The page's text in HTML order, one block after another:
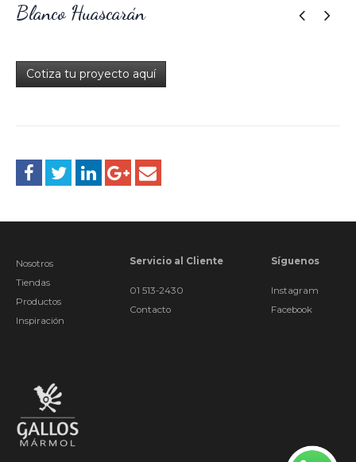
Blanco Huascarán
Cotiza tu proyecto aquí
Nosotros
Tiendas
Productos
Inspiración
Servicio al Cliente
01 513-2430
Contacto
Síguenos
Instagram
Facebook